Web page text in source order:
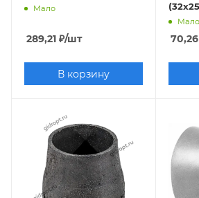
Мало
289,21 ₽/шт
В корзину
Мало
70,26